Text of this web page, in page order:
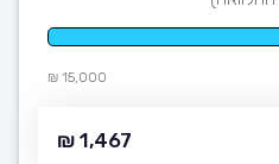
15,000 ₪
1,467 ₪